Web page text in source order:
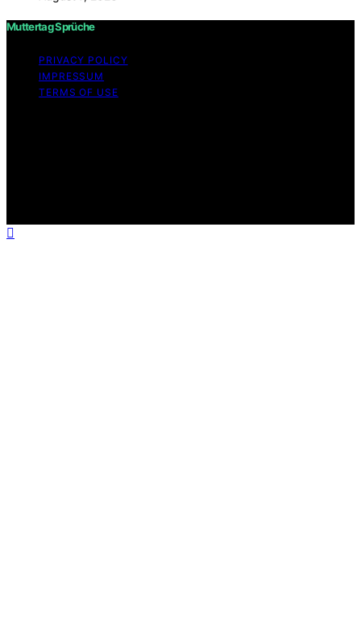
Muttertag Sprüche
PRIVACY POLICY
IMPRESSUM
TERMS OF USE